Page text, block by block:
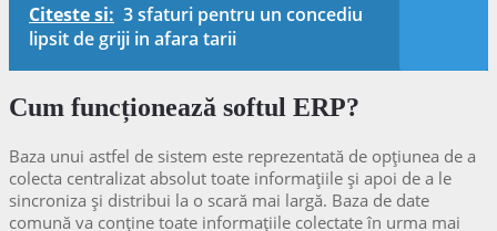
Citeste si: 3 sfaturi pentru un concediu
lipsit de griji in afara tarii
Cum funcționează softul ERP?
Baza unui astfel de sistem este reprezentată de opțiunea de a
colecta centralizat absolut toate informațiile și apoi de a le
sincroniza și distribui la o scară mai largă. Baza de date
comună va conține toate informațiile colectate în urma mai